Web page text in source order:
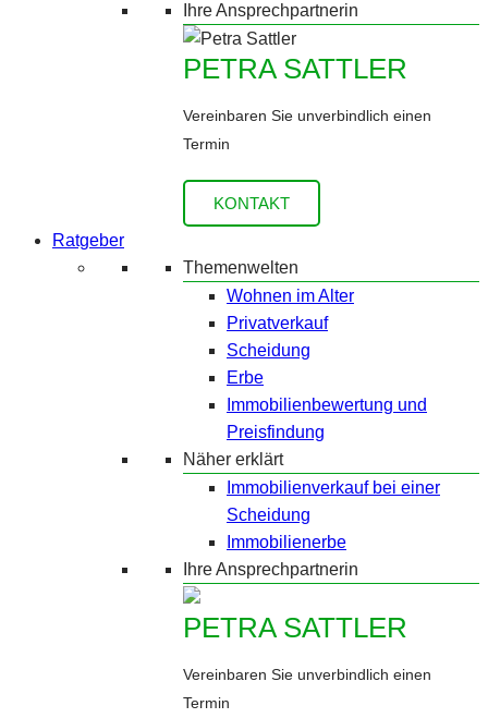
Ihre Ansprechpartnerin
PETRA SATTLER
Vereinbaren Sie unverbindlich einen
Termin
KONTAKT
Ratgeber
Themenwelten
Wohnen im Alter
Privatverkauf
Scheidung
Erbe
Immobilienbewertung und
Preisfindung
Näher erklärt
Immobilienverkauf bei einer
Scheidung
Immobilienerbe
Ihre Ansprechpartnerin
PETRA SATTLER
Vereinbaren Sie unverbindlich einen
Termin